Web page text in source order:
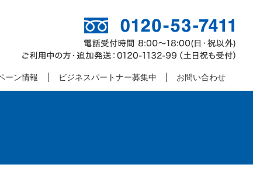
ーン情報 ビジネスパートナー募集中 お問い合わせ